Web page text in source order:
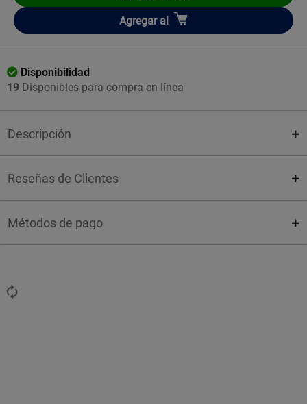
Añadir
Agregar al
Disponibilidad
19 Disponibles para compra en línea
Descripción
Reseñas de Clientes
Métodos de pago